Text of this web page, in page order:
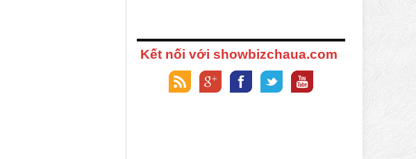
Kết nối với showbizchaua.com